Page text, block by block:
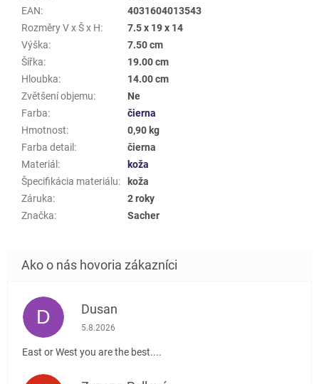
EAN:
4031604013543
Rozměry V x Š x H:
7.5 x 19 x 14
Výška:
7.50 cm
Šířka:
19.00 cm
Hloubka:
14.00 cm
Zvětšení objemu:
Ne
Farba:
čierna
Hmotnost:
0,90 kg
Farba detail :
čierna
Materiál :
koža
Špecifikácia materiálu:
koža
Záruka:
2 roky
Značka: Sacher
D Dusan
Hodnotenie obchodu je 5 z 5 hviezdičiek.
5.8.2026
East or West you are the best....